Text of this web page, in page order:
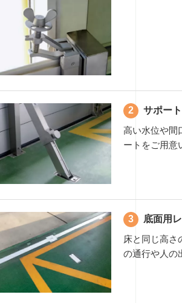
サポート
高い水位や間
ートをご用意
底面用
床と同じ高さ
の通行や人の